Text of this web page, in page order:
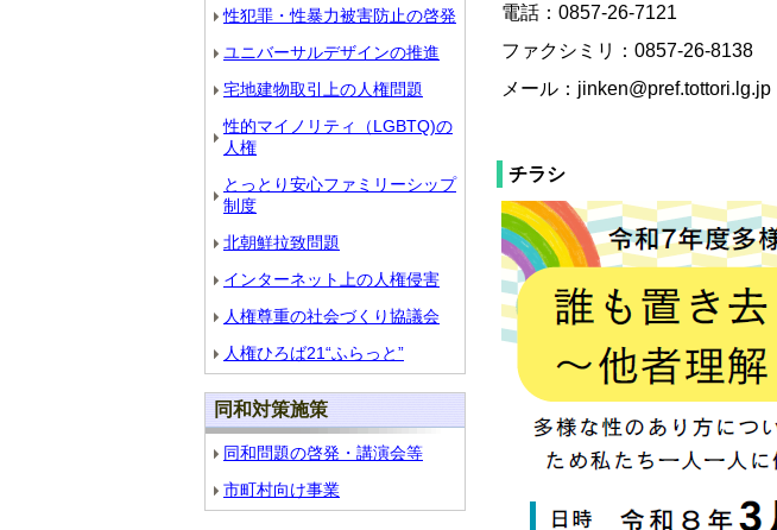
性犯罪・性暴力被害防止の啓発
ユニバーサルデザインの推進
宅地建物取引上の人権問題
性的マイノリティ（LGBTQ)の
人権
とっとり安心ファミリーシップ
制度
北朝鮮拉致問題
インターネット上の人権侵害
人権尊重の社会づくり協議会
人権ひろば21“ふらっと”
同和対策施策
同和問題の啓発・講演会等
市町村向け事業
電話：0857-26-7121
ファクシミリ：0857-26-8138
メール：jinken@pref.tottori.lg.jp
チラシ